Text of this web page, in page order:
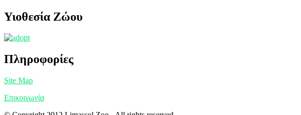
Υιοθεσία Ζώου
Πληροφορίες
Site Map
Επικοινωνία